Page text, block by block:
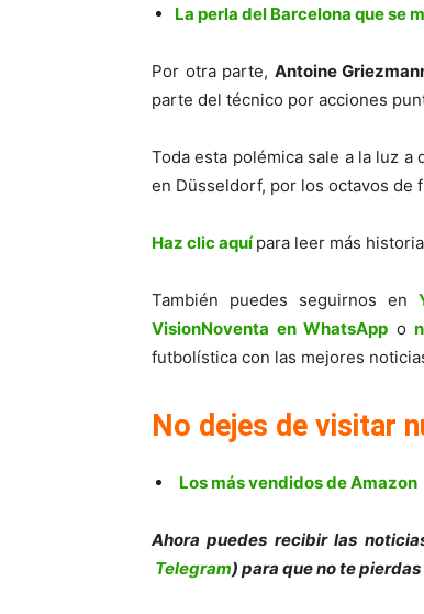
La perla del Barcelona que se
Por otra parte, Antoine
parte del técnico por acciones
Toda esta polémica sale a la luz
en Düsseldorf, por los octavos de
Haz clic aquí para leer más
También puedes seguirnos en
VisionNoventa en WhatsApp o
futbolística con las mejores
No dejes de visitar
Los más vendidos de Amazon
Ahora puedes recibir las
Telegram) para que no te